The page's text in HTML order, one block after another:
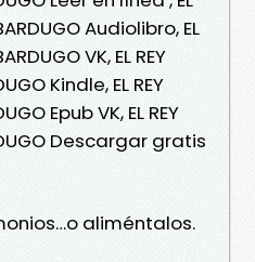
Audiolibro, EL
VK, EL REY
Kindle, EL REY
Epub VK, EL REY
Descargar gratis
aliméntalos.